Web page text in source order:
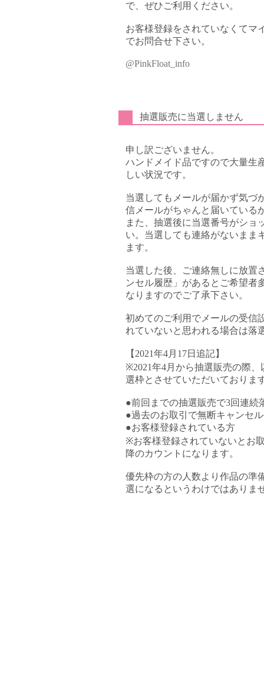
で、ぜひご利用ください。
お客様登録をされていなくてマ
でお問合せ下さい。
@PinkFloat_info
抽選販売に当選しません
申し訳ございません。
ハンドメイド品ですので大量生
しい状況です。
当選してもメールが届かず気づ
信メールがちゃんと届いている
また、抽選後に当選番号がショ
い。当選しても連絡がないまま
ます。
当選した後、ご連絡無しに放置
ンセル履歴」があるとご希望者
なりますのでご了承下さい。
初めてのご利用でメールの受信
れていないと思われる場合は落
【2021年4月17日追記】
※2021年4月から抽選販売の際
選枠とさせていただいておりま
●前回までの抽選販売で3回連続
●過去のお取引で無断キャンセ
●お客様登録されている方
※お客様登録されていないとお
降のカウントになります。
優先枠の方の人数より作品の準
選になるというわけではありま